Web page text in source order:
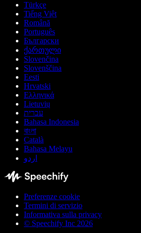
Türkçe
Tiếng Việt
Română
Português
Български
ქართული
Slovenčina
Slovenščina
Eesti
Hrvatski
Ελληνικά
Lietuvių
עברית
Bahasa Indonesia
বাংলা
Català
Bahasa Melayu
اردو
Preferenze cookie
Termini di servizio
Informativa sulla privacy
© Speechify Inc 2026